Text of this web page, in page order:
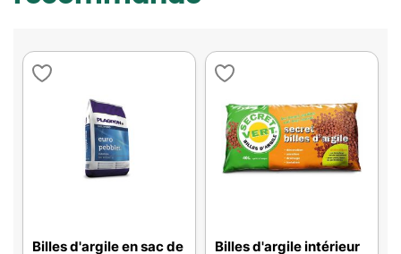
Billes d'argile en sac de
Billes d'argile intérieur